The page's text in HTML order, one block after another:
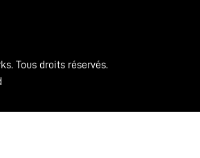
Tous droits réservés.